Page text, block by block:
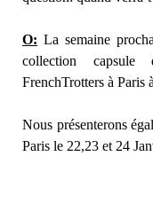
O: La semaine
collection
FrenchTrotters à Paris
Nous présenterons
Paris le 22,23 et 24